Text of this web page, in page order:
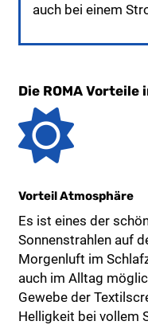
auch bei einem
Die ROMA Vorteile
Vorteil Atmosphäre
Es ist eines der
Sonnenstrahlen auf
Morgenluft im
auch im Alltag
Gewebe der
Helligkeit bei vollem